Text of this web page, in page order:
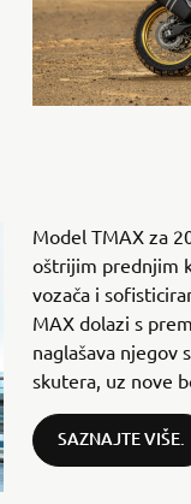
Model TMAX za
oštrijim prednjim
vozača i
MAX dolazi s
naglašava njegov
skutera, uz nove
SAZNAJTE VIŠE.